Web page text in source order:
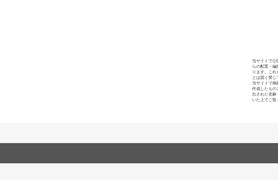
当サイトで公
らの配置・編
ります。これ
とは固く禁じ
当サイトで掲
作成したもの
出された見解
いた上でご覧